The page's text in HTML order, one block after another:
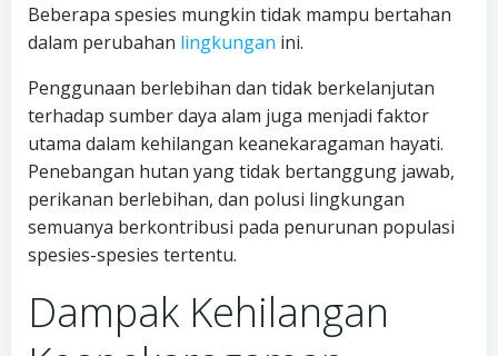
Beberapa spesies mungkin tidak mampu bertahan
dalam perubahan lingkungan ini.
Penggunaan berlebihan dan tidak berkelanjutan
terhadap sumber daya alam juga menjadi faktor
utama dalam kehilangan keanekaragaman hayati.
Penebangan hutan yang tidak bertanggung jawab,
perikanan berlebihan, dan polusi lingkungan
semuanya berkontribusi pada penurunan populasi
spesies-spesies tertentu.
Dampak Kehilangan